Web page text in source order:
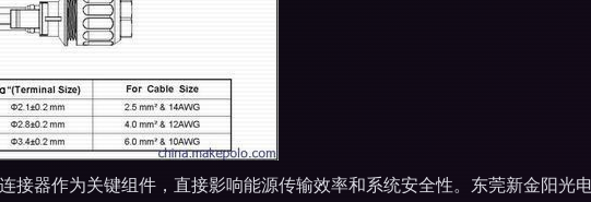
接器作为关键组件，直接影响能源传输效率和系统安全性。东莞新金阳光